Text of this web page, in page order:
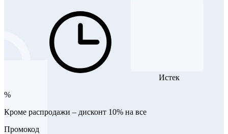
Истек
%
Кроме распродажи – дисконт 10% на все
Промокод